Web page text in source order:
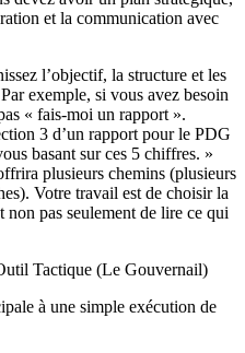
et la communication avec
l’objectif, la structure et les
exemple, si vous avez besoin
« fais-moi un rapport ».
3 d’un rapport pour le PDG
basant sur ces 5 chiffres. »
plusieurs chemins (plusieurs
Votre travail est de choisir la
pas seulement de lire ce qui
Tactique (Le Gouvernail)
à une simple exécution de